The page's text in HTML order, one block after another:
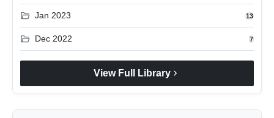
folder_open Jan 2023 13
folder_open Dec 2022 7
View Full Library chevron_right